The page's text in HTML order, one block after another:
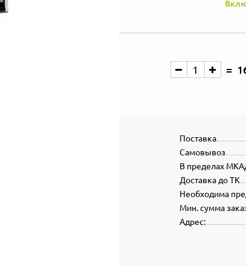
Поставка
Самовывоз
В пределах
Доставка до ТК
Необходима
Мин. сумма
Адрес: